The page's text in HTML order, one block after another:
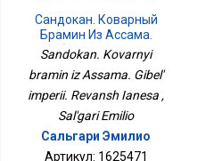
Сандокан. Коварный
Брамин Из Ассама.
Гибель Империи.
Sandokan. Kovarnyi
bramin iz Assama. Gibel'
imperii. Revansh Ianesa ,
Sal'gari Emilio
Сальгари Эмилио
Артикул: 1625471